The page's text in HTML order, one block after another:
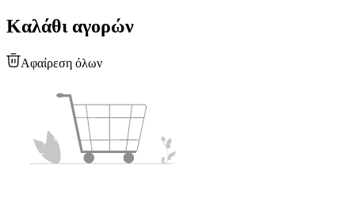
Καλάθι αγορών
Αφαίρεση όλων